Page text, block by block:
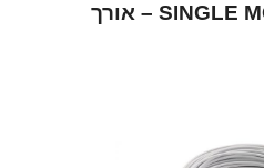
SINGLE MODE LC/APC LC/APC – אורך